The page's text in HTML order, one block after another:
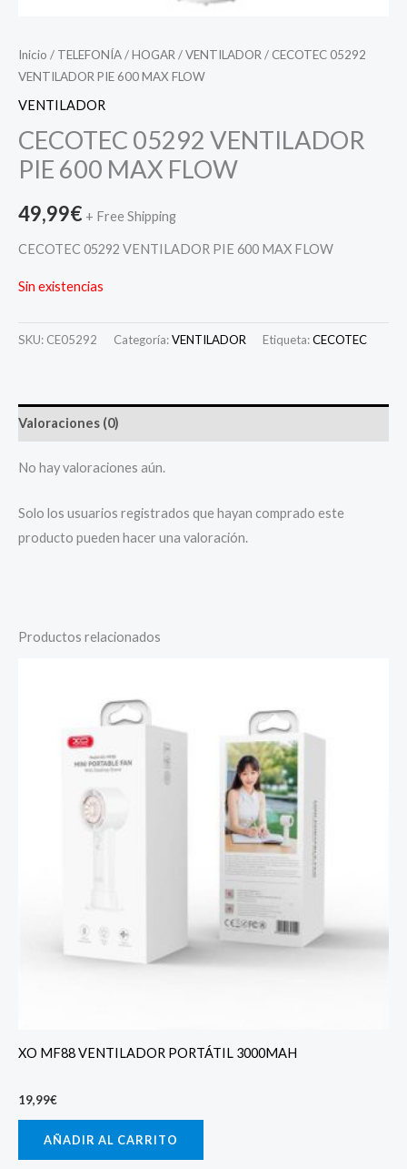
Inicio / TELEFONÍA/HOGAR /VENTILADOR / CECOTEC 05292
VENTILADOR PIE 600 MAX FLOW
VENTILADOR
CECOTEC 05292 VENTILADOR
PIE 600 MAX FLOW
49,99€ + Free Shipping
CECOTEC 05292 VENTILADOR PIE 600 MAX FLOW
Sin existencias
SKU: CE05292 Categoría:VENTILADOR Etiqueta:CECOTEC
Valoraciones (0)
No hay valoraciones aún.
Solo los usuarios registrados que hayan comprado este
producto pueden hacer una valoración.
Productos relacionados
XO MF88 VENTILADOR PORTÁTIL 3000MAH
19,99€
AÑADIR AL CARRITO